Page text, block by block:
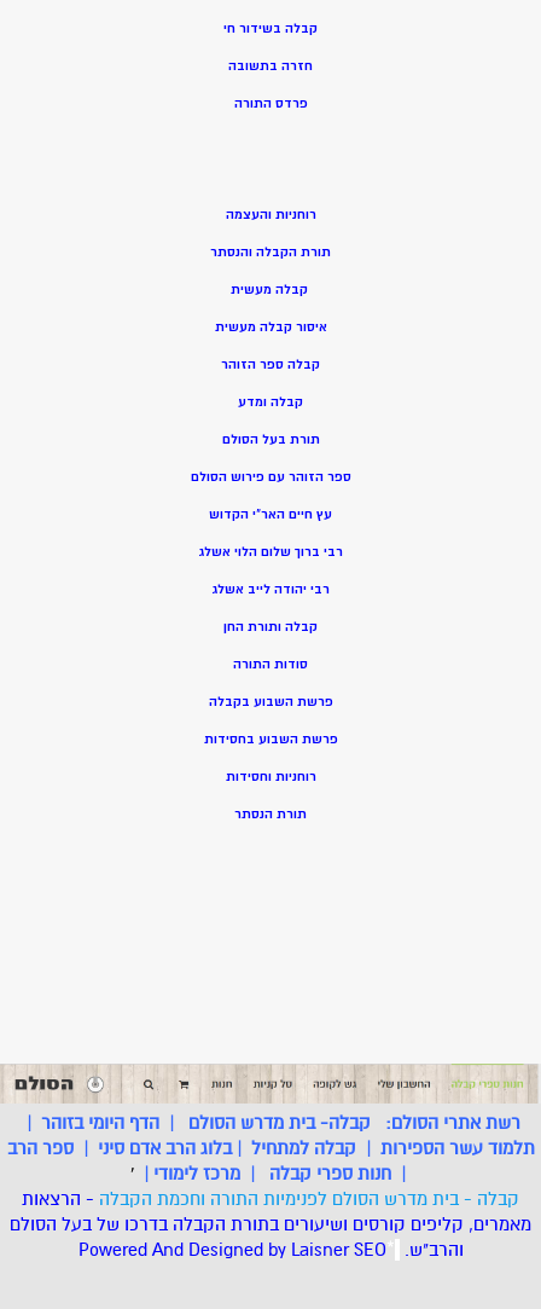
קבלה בשידור חי
חזרה בתשובה
פרדס התורה
רוחניות והעצמה
תורת הקבלה והנסתר
קבלה מעשית
איסור קבלה מעשית
קבלה ספר הזוהר
קבלה ומדע
תורת בעל הסולם
ספר הזוהר עם פירוש הסולם
עץ חיים האר”י הקדוש
רבי ברוך שלום הלוי אשלג
רבי יהודה לייב אשלג
קבלה ותורת החן
סודות התורה
פרשת השבוע בקבלה
פרשת השבוע בחסידות
רוחניות וחסידות
תורת הנסתר
רשת אתרי הסולם: קבלה- בית מדרש הסולם |הדף היומי בזוהר |
תלמוד עשר הספירות | קבלה למתחיל |בלוג הרב אדם סיני |ספר הרב
| חנות ספרי קבלה | מרכז לימודי |
'
קבלה - בית מדרש הסולם לפנימיות התורה וחכמת הקבלה - הרצאות
מאמרים, קליפים קורסים ושיעורים בתורת הקבלה בדרכו של בעל הסולם
והרב"ש.
*
Powered And Designed by LaisnerSEO